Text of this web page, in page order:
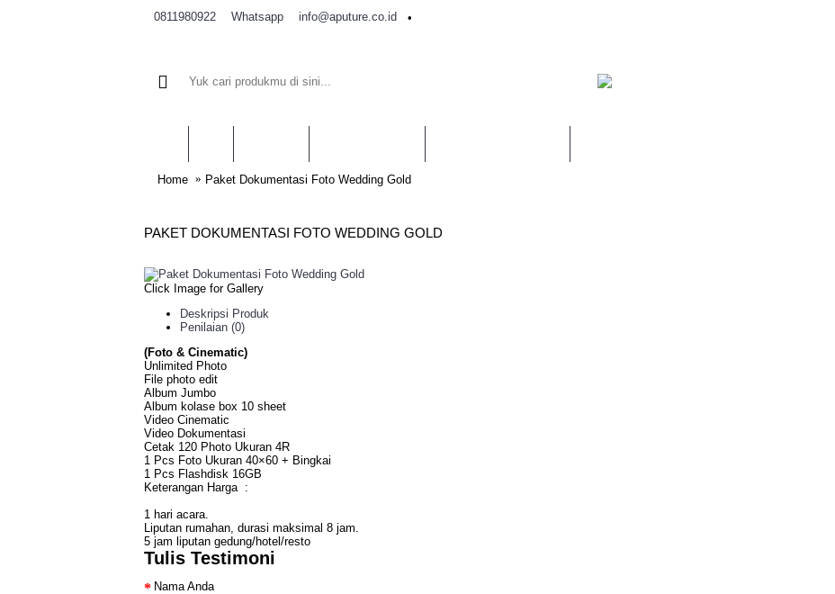
0811980922 Whatsapp info@aputure.co.id •
Home Paket Dokumentasi Foto Wedding Gold
PAKET DOKUMENTASI FOTO WEDDING GOLD
Click Image for Gallery
Deskripsi Produk
Penilaian (0)
(Foto & Cinematic)
Unlimited Photo
File photo edit
Album Jumbo
Album kolase box 10 sheet
Video Cinematic
Video Dokumentasi
Cetak 120 Photo Ukuran 4R
1 Pcs Foto Ukuran 40×60 + Bingkai
1 Pcs Flashdisk 16GB
Keterangan Harga :
1 hari acara.
Liputan rumahan, durasi maksimal 8 jam.
5 jam liputan gedung/hotel/resto
Tulis Testimoni
Nama Anda